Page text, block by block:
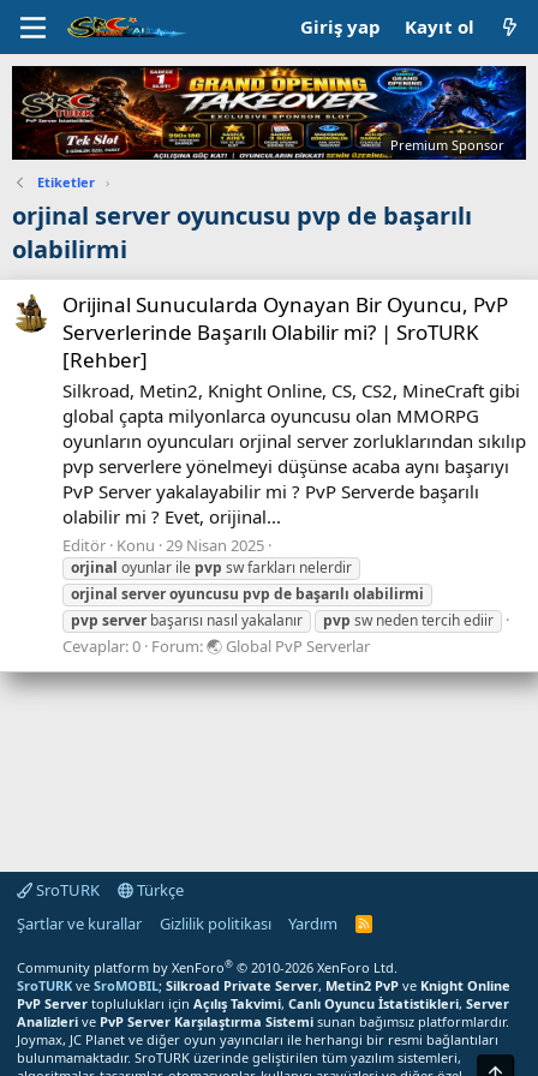
Giriş yap Kayıt ol
Premium Sponsor
Etiketler ›
orjinal server oyuncusu pvp de başarılı
olabilirmi
Orijinal Sunucularda Oynayan Bir Oyuncu, PvP
Serverlerinde Başarılı Olabilir mi? | SroTURK
[Rehber]
Silkroad, Metin2, Knight Online, CS, CS2, MineCraft gibi
global çapta milyonlarca oyuncusu olan MMORPG
oyunların oyuncuları orjinal server zorluklarından sıkılıp
pvp serverlere yönelmeyi düşünse acaba aynı başarıyı
PvP Server yakalayabilir mi ? PvP Serverde başarılı
olabilir mi ? Evet, orijinal...
Editör Konu 29 Nisan 2025
orjinal oyunlar ile pvp sw farkları nelerdir
orjinal serveroyuncusu pvp de başarılı olabilirmi
pvp serverbaşarısı nasıl yakalanır pvp sw neden tercih ediir
Cevaplar: 0 Forum:🌏 Global PvP Serverlar
SroTURK
Türkçe
Şartlar ve kurallar
Gizlilik politikası Yardım
S
T
U
R
K
R
S
Community platform by XenForo® © 2010-2026 XenForo Ltd.
SroTURK ve SroMOBIL; Silkroad Private Server, Metin2 PvP ve Knight Online
PvP Server toplulukları için Açılış Takvimi, Canlı Oyuncu İstatistikleri, Server
Analizleri ve PvP Server Karşılaştırma Sistemi sunan bağımsız platformlardır.
Joymax, JC Planet ve diğer oyun yayıncıları ile herhangi bir resmi bağlantıları
bulunmamaktadır. SroTURK üzerinde geliştirilen tüm yazılım sistemleri,